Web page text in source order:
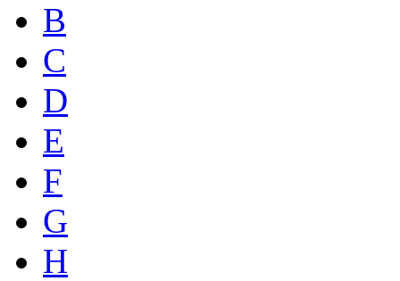
B
C
D
E
F
G
H